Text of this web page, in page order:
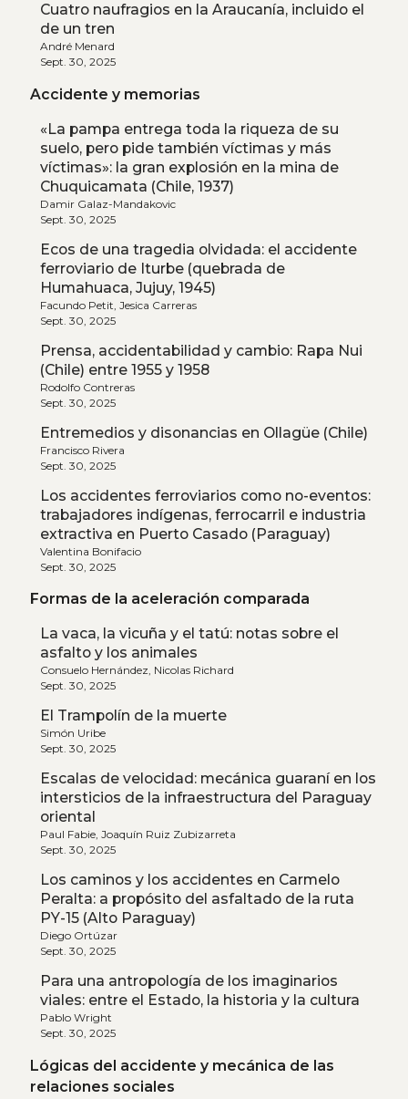
Cuatro naufragios en la Araucanía, incluido el
de un tren
André Menard
Sept. 30, 2025
Accidente y memorias
«La pampa entrega toda la riqueza de su
suelo, pero pide también víctimas y más
víctimas»: la gran explosión en la mina de
Chuquicamata (Chile, 1937)
Damir Galaz-Mandakovic
Sept. 30, 2025
Ecos de una tragedia olvidada: el accidente
ferroviario de Iturbe (quebrada de
Humahuaca, Jujuy, 1945)
Facundo Petit, Jesica Carreras
Sept. 30, 2025
Prensa, accidentabilidad y cambio: Rapa Nui
(Chile) entre 1955 y 1958
Rodolfo Contreras
Sept. 30, 2025
Entremedios y disonancias en Ollagüe (Chile)
Francisco Rivera
Sept. 30, 2025
Los accidentes ferroviarios como no-eventos:
trabajadores indígenas, ferrocarril e industria
extractiva en Puerto Casado (Paraguay)
Valentina Bonifacio
Sept. 30, 2025
Formas de la aceleración comparada
La vaca, la vicuña y el tatú: notas sobre el
asfalto y los animales
Consuelo Hernández, Nicolas Richard
Sept. 30, 2025
El Trampolín de la muerte
Simón Uribe
Sept. 30, 2025
Escalas de velocidad: mecánica guaraní en los
intersticios de la infraestructura del Paraguay
oriental
Paul Fabie, Joaquín Ruiz Zubizarreta
Sept. 30, 2025
Los caminos y los accidentes en Carmelo
Peralta: a propósito del asfaltado de la ruta
PY-15 (Alto Paraguay)
Diego Ortúzar
Sept. 30, 2025
Para una antropología de los imaginarios
viales: entre el Estado, la historia y la cultura
Pablo Wright
Sept. 30, 2025
Lógicas del accidente y mecánica de las
relaciones sociales